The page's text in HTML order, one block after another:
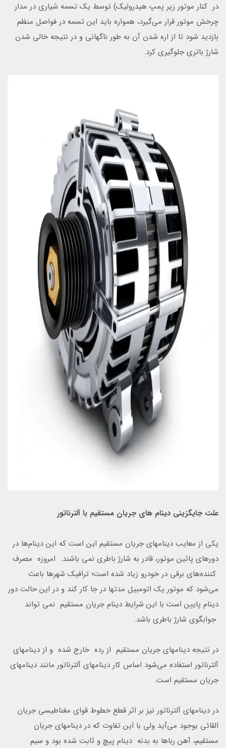
در کنار موتور زیر پمپ هیدرولیک) توسط یک تسمه شیاری در مدار
چرخش موتور قرار می‌گیرد، همواره باید این تسمه در فواصل منظم
بازدید شود تا از اره شدن آن به طور ناگهانی و در نتیجه خالی شدن
شارژ باتری جلوگیری کرد.
علت جایگزینی دینام های جریان مستقیم با آلترناتور
یکی از معایب دینامهای جریان مستقیم این است که این دینام‌ها در
دورهای پائین موتور، قادر به شارژ باطری نمی باشند. امروزه مصرف
کننده‌های برقی در خودرو زیاد شده است؛ ترافیک شهرها باعث
می‌شود که موتور یک اتومبیل مدتها در جا کار کند و در این حالت دور
دینام پایین است با این شرایط دینام جریان مستقیم نمی تواند
جوابگوی شارژ باطری باشد.
در نتیجه دینامهای جریان مستقیم از رده خارج شده و از دینامهای
آلترناتور استفاده می‌شود اساس کار دینامهای آلترناتور مانند دینامهای
جریان مستقیم است.
در دینامهای آلترناتور نیز بر اثر قطع خطوط قوای مغناطیسی جریان
القائی بوجود می‌آید ولی با این تفاوت که در دینامهای جریان
مستقیم، آهن رباها به بدنه دینام پیچ و ثابت شده بود و سیم